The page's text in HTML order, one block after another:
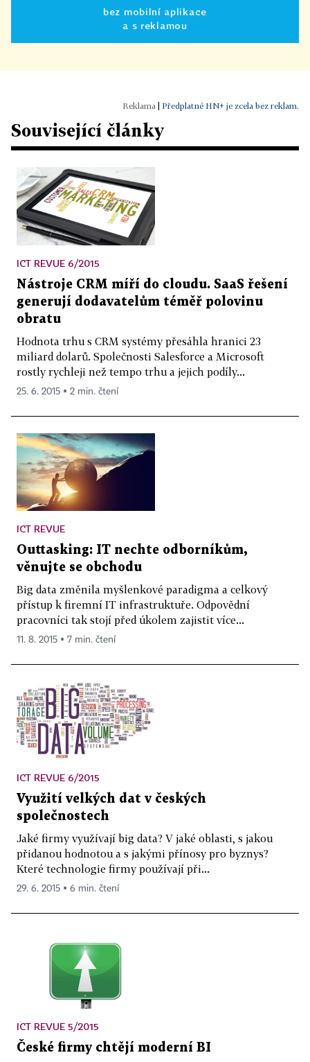
bez mobilní aplikace
a s reklamou
Předplatné HN+ je zcela bez reklam.
Související články
ICT REVUE 6/2015
Nástroje CRM míří do cloudu. SaaS řešení
generují dodavatelům téměř polovinu
obratu
Hodnota trhu s CRM systémy přesáhla hranici 23
miliard dolarů. Společnosti Salesforce a Microsoft
rostly rychleji než tempo trhu a jejich podíly...
25. 6. 2015 ▪ 2 min. čtení
ICT REVUE
Outtasking: IT nechte odborníkům,
věnujte se obchodu
Big data změnila myšlenkové paradigma a celkový
přístup k firemní IT infrastruktuře. Odpovědní
pracovníci tak stojí před úkolem zajistit více...
11. 8. 2015 ▪ 7 min. čtení
ICT REVUE 6/2015
Využití velkých dat v českých
společnostech
Jaké firmy využívají big data? V jaké oblasti, s jakou
přidanou hodnotou a s jakými přínosy pro byznys?
Které technologie firmy používají při...
29. 6. 2015 ▪ 6 min. čtení
ICT REVUE 5/2015
České firmy chtějí moderní BI